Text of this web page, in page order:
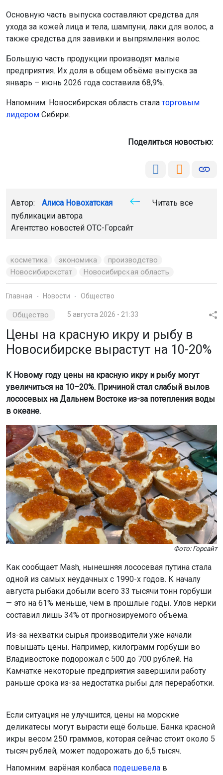
Основную часть выпуска составляют средства для
ухода за кожей лица и тела, шампуни, лаки для волос, а
также средства для завивки и выпрямления волос.
Большую часть продукции производят малые
предприятия. Их доля в общем объёме выпуска за
январь – июнь 2026 года составила 68,9%.
Напомним: Новосибирская область сталаторговым
лидером Сибири.
Поделиться новостью:
Автор: Алиса Новохатская
Читать все
публикации автора
Агентство новостей ОТС-Горсайт
косметика экономика
производство
Новосибирскстат
Новосибирская область
Главная Новости Общество
Общество 5 августа 2026 - 21:33
Цены на красную икру и рыбу в
Новосибирске вырастут на 10-20%
К Новому году цены на красную икру и рыбу могут
увеличиться на 10–20%. Причиной стал слабый вылов
лососевых на Дальнем Востоке из-за потепления воды
в океане.
Фото: Горсайт
Как сообщает Mash, нынешняя лососевая путина стала
одной из самых неудачных с 1990-х годов. К началу
августа рыбаки добыли всего 33 тысячи тонн горбуши
— это на 61% меньше, чем в прошлые годы. Улов нерки
составил лишь 34% от прогнозируемого объёма.
Из-за нехватки сырья производители уже начали
повышать цены. Например, килограмм горбуши во
Владивостоке подорожал с 500 до 700 рублей. На
Камчатке некоторые предприятия завершили работу
раньше срока из-за недостатка рыбы для переработки.
Если ситуация не улучшится, цены на морские
деликатесы могут вырасти ещё больше. Банка красной
икры весом 250 граммов, которая сейчас стоит около 5
тысяч рублей, может подорожать до 6,5 тысяч.
Напомним: варёная колбаса подешевела в